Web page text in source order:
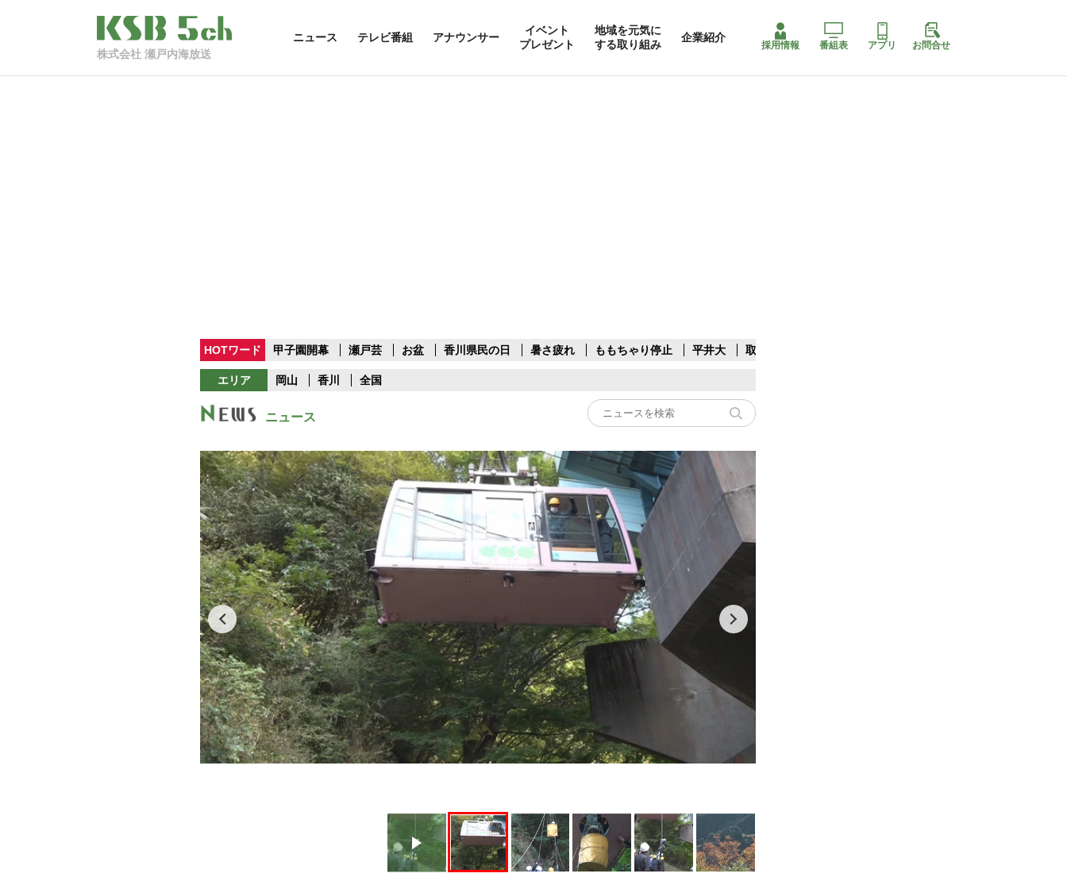
株式会社 瀬戸内海放送
ニュース テレビ番組 アナウンサー
イベント
プレゼント
地域を元気に
する取り組み
企業紹介
採用情報 番組表 アプリ お問合せ
HOTワード 甲子園開幕 瀬戸芸 お盆 香川県民の日 暑さ疲れ ももちゃり停止 平井大 取水制限
エリア 岡山 香川 全国
ニュース